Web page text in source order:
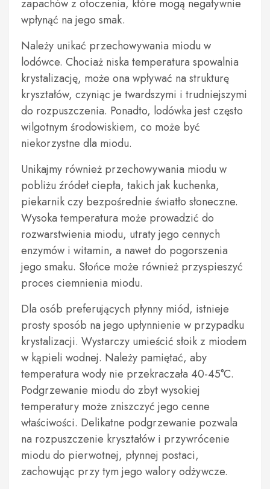
zapachów z otoczenia, które mogą negatywnie
wpłynąć na jego smak.
Należy unikać przechowywania miodu w
lodówce. Chociaż niska temperatura spowalnia
krystalizację, może ona wpływać na strukturę
kryształów, czyniąc je twardszymi i trudniejszymi
do rozpuszczenia. Ponadto, lodówka jest często
wilgotnym środowiskiem, co może być
niekorzystne dla miodu.
Unikajmy również przechowywania miodu w
pobliżu źródeł ciepła, takich jak kuchenka,
piekarnik czy bezpośrednie światło słoneczne.
Wysoka temperatura może prowadzić do
rozwarstwienia miodu, utraty jego cennych
enzymów i witamin, a nawet do pogorszenia
jego smaku. Słońce może również przyspieszyć
proces ciemnienia miodu.
Dla osób preferujących płynny miód, istnieje
prosty sposób na jego upłynnienie w przypadku
krystalizacji. Wystarczy umieścić słoik z miodem
w kąpieli wodnej. Należy pamiętać, aby
temperatura wody nie przekraczała 40-45°C.
Podgrzewanie miodu do zbyt wysokiej
temperatury może zniszczyć jego cenne
właściwości. Delikatne podgrzewanie pozwala
na rozpuszczenie kryształów i przywrócenie
miodu do pierwotnej, płynnej postaci,
zachowując przy tym jego walory odżywcze.